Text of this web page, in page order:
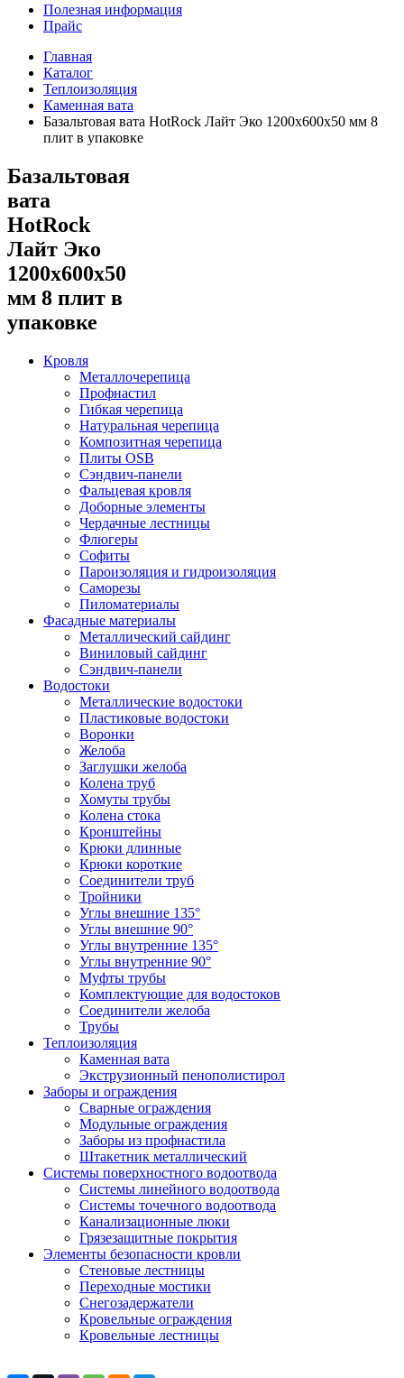
Полезная информация
Прайс
Главная
Каталог
Теплоизоляция
Каменная вата
Базальтовая вата HotRock Лайт Эко 1200x600x50 мм 8
плит в упаковке
Базальтовая
вата
HotRock
Лайт Эко
1200x600x50
мм 8 плит в
упаковке
Кровля
Металлочерепица
Профнастил
Гибкая черепица
Натуральная черепица
Композитная черепица
Плиты OSB
Сэндвич-панели
Фальцевая кровля
Доборные элементы
Чердачные лестницы
Флюгеры
Софиты
Пароизоляция и гидроизоляция
Саморезы
Пиломатериалы
Фасадные материалы
Металлический сайдинг
Виниловый сайдинг
Сэндвич-панели
Водостоки
Металлические водостоки
Пластиковые водостоки
Воронки
Желоба
Заглушки желоба
Колена труб
Хомуты трубы
Колена стока
Кронштейны
Крюки длинные
Крюки короткие
Соединители труб
Тройники
Углы внешние 135°
Углы внешние 90°
Углы внутренние 135°
Углы внутренние 90°
Муфты трубы
Комплектующие для водостоков
Соединители желоба
Трубы
Теплоизоляция
Каменная вата
Экструзионный пенополистирол
Заборы и ограждения
Сварные ограждения
Модульные ограждения
Заборы из профнастила
Штакетник металлический
Системы поверхностного водоотвода
Системы линейного водоотвода
Системы точечного водоотвода
Канализационные люки
Грязезащитные покрытия
Элементы безопасности кровли
Стеновые лестницы
Переходные мостики
Снегозадержатели
Кровельные ограждения
Кровельные лестницы